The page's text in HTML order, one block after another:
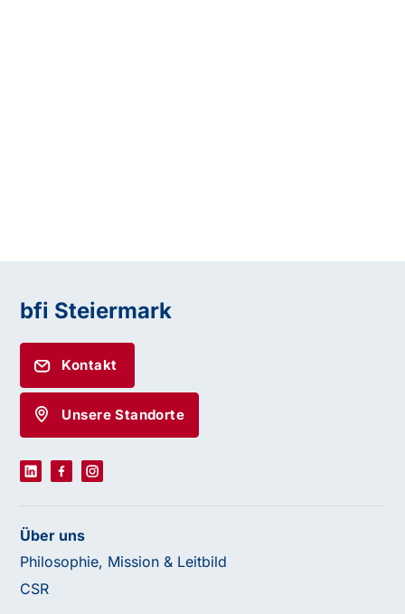
bfi Steiermark
Kontakt
Unsere Standorte
Über uns
Philosophie, Mission & Leitbild
CSR